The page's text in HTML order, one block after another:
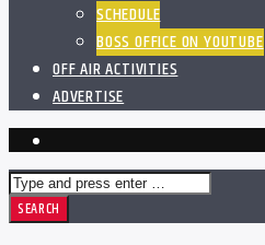
SCHEDULE
BOSS OFFICE ON YOUTUBE
OFF AIR ACTIVITIES
ADVERTISE